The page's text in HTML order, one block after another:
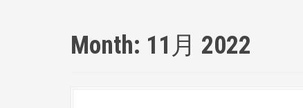
Month: 11月 2022